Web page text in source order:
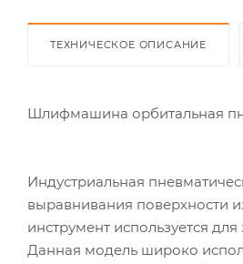
ТЕХНИЧЕСКОЕ ОПИСАНИЕ
Шлифмашина орбитальная
Индустриальная
выравнивания поверхности
инструмент используется
Данная модель широко